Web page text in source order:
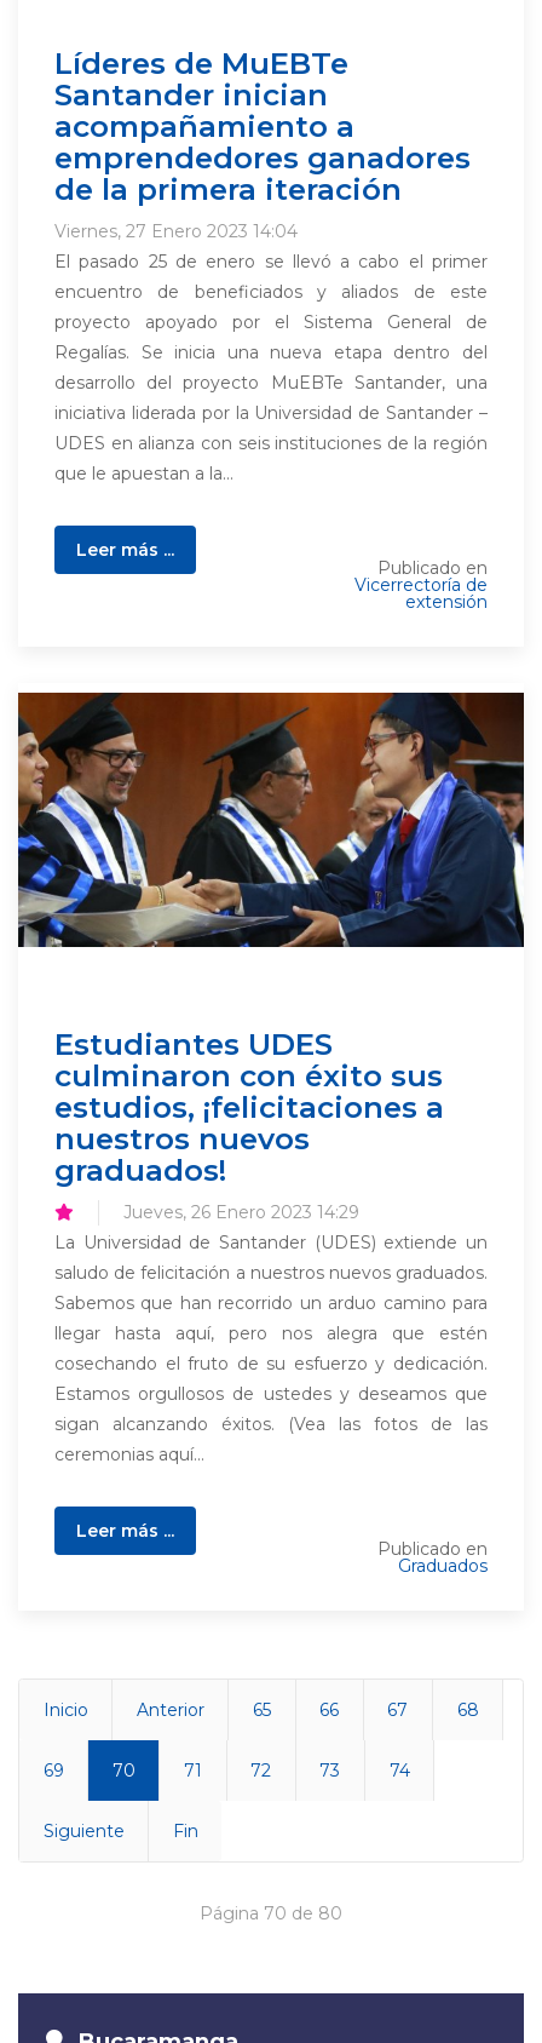
Líderes de MuEBTe
Santander inician
acompañamiento a
emprendedores ganadores
de la primera iteración
Viernes, 27 Enero 2023 14:04
El pasado 25 de enero se llevó a cabo el primer
encuentro de beneficiados y aliados de este
proyecto apoyado por el Sistema General de
Regalías. Se inicia una nueva etapa dentro del
desarrollo del proyecto MuEBTe Santander, una
iniciativa liderada por la Universidad de Santander –
UDES en alianza con seis instituciones de la región
que le apuestan a la...
Leer más ...
Publicado en
Vicerrectoría de
extensión
Estudiantes UDES
culminaron con éxito sus
estudios, ¡felicitaciones a
nuestros nuevos
graduados!
Jueves, 26 Enero 2023 14:29
La Universidad de Santander (UDES) extiende un
saludo de felicitación a nuestros nuevos graduados.
Sabemos que han recorrido un arduo camino para
llegar hasta aquí, pero nos alegra que estén
cosechando el fruto de su esfuerzo y dedicación.
Estamos orgullosos de ustedes y deseamos que
sigan alcanzando éxitos. (Vea las fotos de las
ceremonias aquí...
Leer más ...
Publicado en
Graduados
Inicio Anterior 65 66 67 68
69 70 71 72 73 74
Siguiente Fin
Página 70 de 80